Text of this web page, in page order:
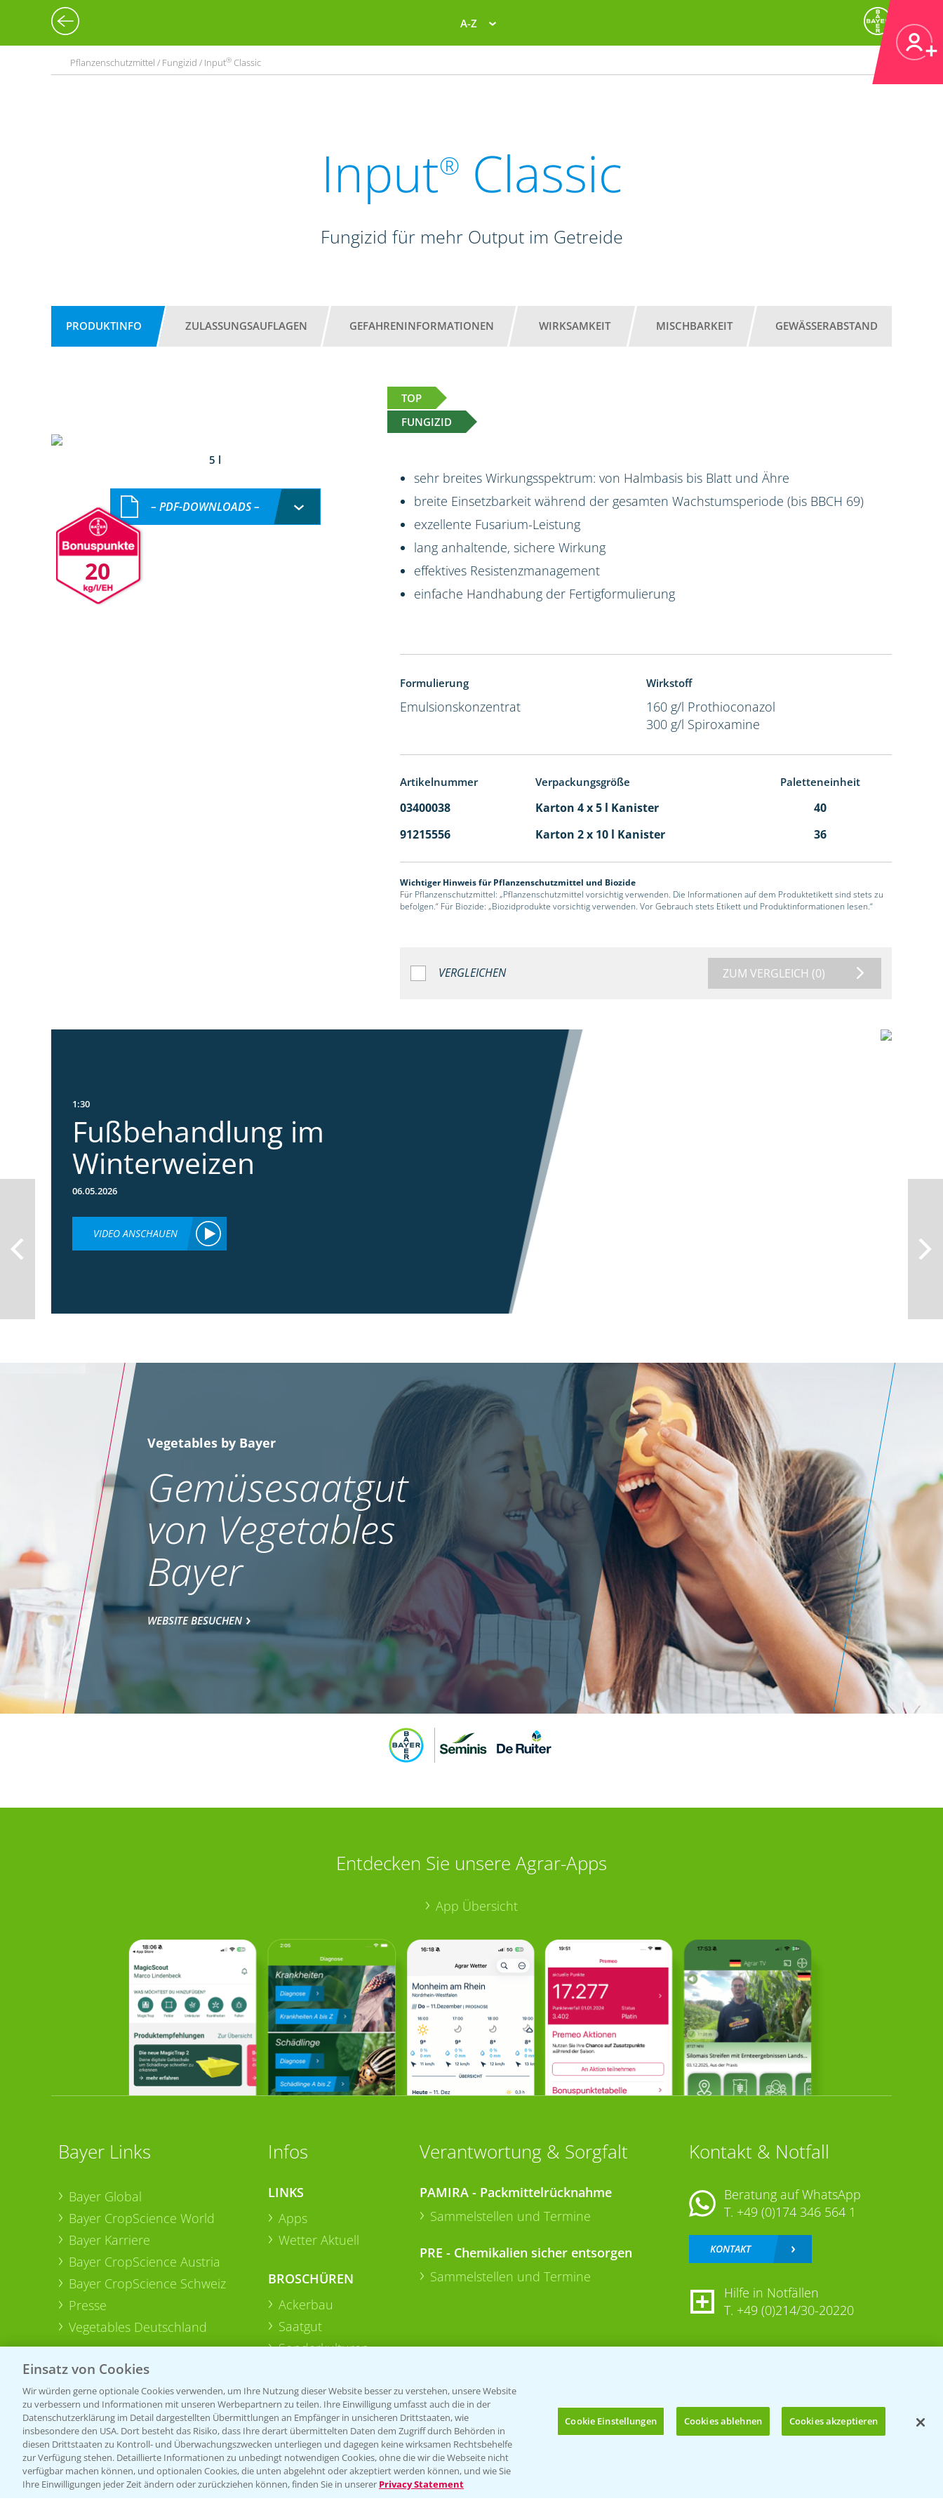
A-Z
Pflanzenschutzmittel / Fungizid / Input® Classic
Input® Classic
Fungizid für mehr Output im Getreide
PRODUKTINFO ZULASSUNGSAUFLAGEN GEFAHRENINFORMATIONEN WIRKSAMKEIT MISCHBARKEIT GEWÄSSERABSTAND
TOP
FUNGIZID
5 l
20
– PDF-DOWNLOADS –
sehr breites Wirkungsspektrum: von Halmbasis bis Blatt und Ähre
breite Einsetzbarkeit während der gesamten Wachstumsperiode (bis BBCH 69)
exzellente Fusarium-Leistung
lang anhaltende, sichere Wirkung
effektives Resistenzmanagement
einfache Handhabung der Fertigformulierung
Formulierung
Emulsionskonzentrat
Wirkstoff
160 g/l Prothioconazol
300 g/l Spiroxamine
Artikelnummer Verpackungsgröße Paletteneinheit
03400038 Karton 4 x 5 l Kanister
40
91215556
Karton 2 x 10 l Kanister 36
Wichtiger Hinweis für Pflanzenschutzmittel und Biozide
Für Pflanzenschutzmittel: „Pflanzenschutzmittel vorsichtig verwenden. Die Informationen auf dem Produktetikett sind stets zu
befolgen.“ Für Biozide: „Biozidprodukte vorsichtig verwenden. Vor Gebrauch stets Etikett und Produktinformationen lesen.“
VERGLEICHEN ZUM VERGLEICH (0)
1:30
Fußbehandlung im
Winterweizen
06.05.2026
VIDEO ANSCHAUEN
Bis zu 4 Produkte vergleichen:
Vegetables by Bayer
Gemüsesaatgut
von Vegetables
Bayer
WEBSITE BESUCHEN
Entdecken Sie unsere Agrar-Apps
App Übersicht
Bayer Links
Bayer Global
Bayer CropScience World
Bayer Karriere
Bayer CropScience Austria
Bayer CropScience Schweiz
Presse
Vegetables Deutschland
Infos
LINKS
Apps
Wetter Aktuell
BROSCHÜREN
Ackerbau
Saatgut
Sonderkulturen
Verantwortung & Sorgfalt
PAMIRA - Packmittelrücknahme
Sammelstellen und Termine
PRE - Chemikalien sicher entsorgen
Sammelstellen und Termine
Kontakt & Notfall
Beratung auf WhatsApp
T. +49 (0)174 346 564 1
KONTAKT
Hilfe in Notfällen
T. +49 (0)214/30-20220
Folgen Sie uns
Einsatz von Cookies
Wir würden gerne optionale Cookies verwenden, um Ihre Nutzung dieser Website besser zu verstehen, unsere Website
zu verbessern und Informationen mit unseren Werbepartnern zu teilen. Ihre Einwilligung umfasst auch die in der
Datenschutzerklärung im Detail dargestellten Übermittlungen an Empfänger in unsicheren Drittstaaten, wie
insbesondere den USA. Dort besteht das Risiko, dass Ihre derart übermittelten Daten dem Zugriff durch Behörden in
diesen Drittstaaten zu Kontroll- und Überwachungszwecken unterliegen und dagegen keine wirksamen Rechtsbehelfe
zur Verfügung stehen. Detaillierte Informationen zu unbedingt notwendigen Cookies, ohne die wir die Webseite nicht
verfügbar machen können, und optionalen Cookies, die unten abgelehnt oder akzeptiert werden können, und wie Sie
Ihre Einwilligungen jeder Zeit ändern oder zurückziehen können, finden Sie in unserer Privacy Statement
Cookie Einstellungen Cookies ablehnen Cookies akzeptieren